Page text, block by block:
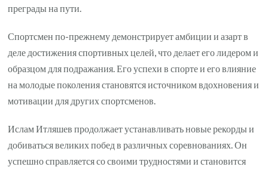
преграды на пути.
Спортсмен по-прежнему демонстрирует амбиции и азарт в
деле достижения спортивных целей, что делает его лидером и
образцом для подражания. Его успехи в спорте и его влияние
на молодые поколения становятся источником вдохновения и
мотивации для других спортсменов.
Ислам Итляшев продолжает устанавливать новые рекорды и
добиваться великих побед в различных соревнованиях. Он
успешно справляется со своими трудностями и становится